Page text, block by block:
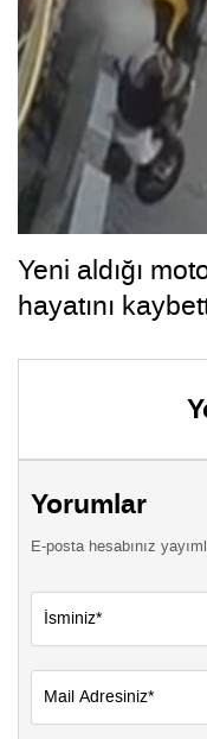
Yeni aldığı
hayatını
Yorumlar
E-posta hesabınız